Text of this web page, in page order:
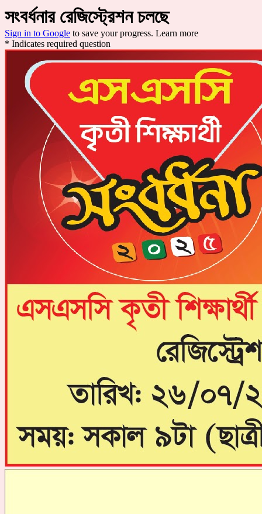
সংবর্ধনার রেজিস্ট্রেশন চলছে
Sign in to Google to save your progress. Learn more
* Indicates required question